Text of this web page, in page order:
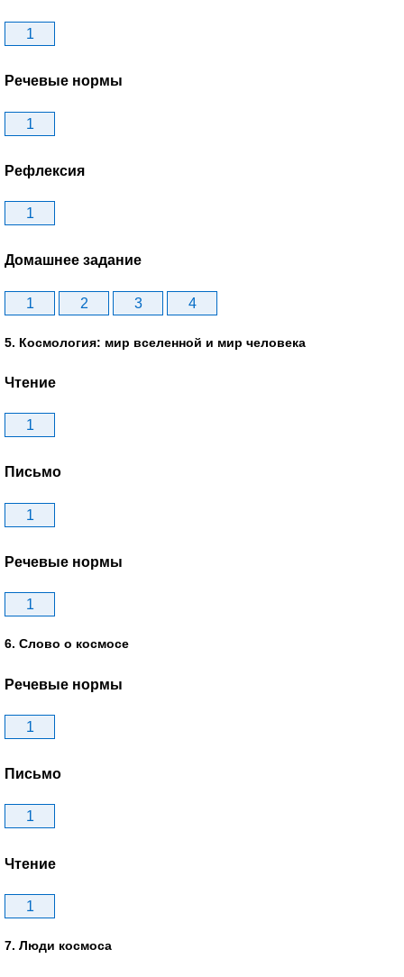
1
Речевые нормы
1
Рефлексия
1
Домашнее задание
1 2 3 4
5. Космология: мир вселенной и мир человека
Чтение
1
Письмо
1
Речевые нормы
1
6. Слово о космосе
Речевые нормы
1
Письмо
1
Чтение
1
7. Люди космоса